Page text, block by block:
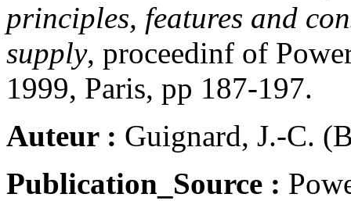
principles, features and
supply, proceedinf of
1999, Paris, pp 187-197.
Auteur : Guignard, J.-C.
Publication_Source :